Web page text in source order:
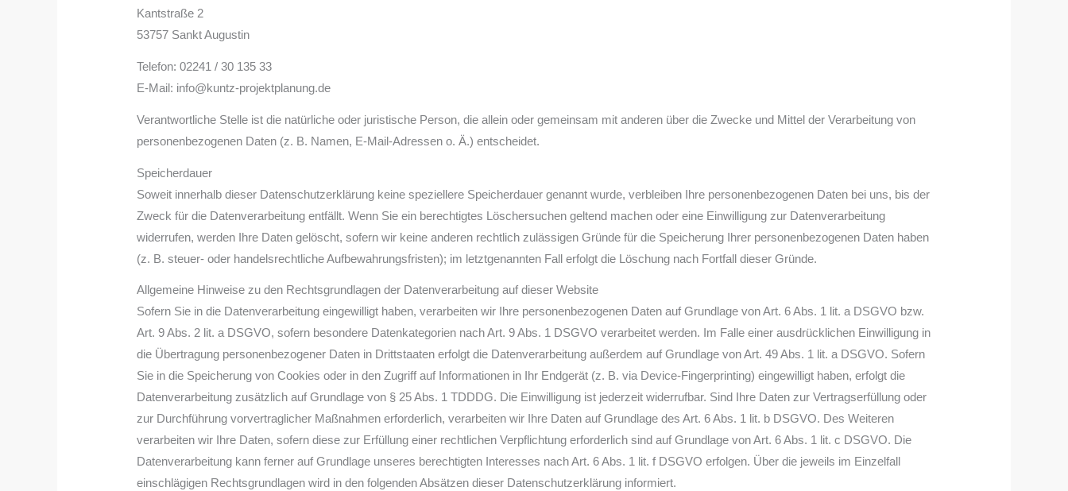
Kantstraße 2
53757 Sankt Augustin
Telefon: 02241 / 30 135 33
E-Mail: info@kuntz-projektplanung.de
Verantwortliche Stelle ist die natürliche oder juristische Person, die allein oder gemeinsam mit anderen über die Zwecke und Mittel der Verarbeitung von
personenbezogenen Daten (z. B. Namen, E-Mail-Adressen o. Ä.) entscheidet.
Speicherdauer
Soweit innerhalb dieser Datenschutzerklärung keine speziellere Speicherdauer genannt wurde, verbleiben Ihre personenbezogenen Daten bei uns, bis der
Zweck für die Datenverarbeitung entfällt. Wenn Sie ein berechtigtes Löschersuchen geltend machen oder eine Einwilligung zur Datenverarbeitung
widerrufen, werden Ihre Daten gelöscht, sofern wir keine anderen rechtlich zulässigen Gründe für die Speicherung Ihrer personenbezogenen Daten haben
(z. B. steuer- oder handelsrechtliche Aufbewahrungsfristen); im letztgenannten Fall erfolgt die Löschung nach Fortfall dieser Gründe.
Allgemeine Hinweise zu den Rechtsgrundlagen der Datenverarbeitung auf dieser Website
Sofern Sie in die Datenverarbeitung eingewilligt haben, verarbeiten wir Ihre personenbezogenen Daten auf Grundlage von Art. 6 Abs. 1 lit. a DSGVO bzw.
Art. 9 Abs. 2 lit. a DSGVO, sofern besondere Datenkategorien nach Art. 9 Abs. 1 DSGVO verarbeitet werden. Im Falle einer ausdrücklichen Einwilligung in
die Übertragung personenbezogener Daten in Drittstaaten erfolgt die Datenverarbeitung außerdem auf Grundlage von Art. 49 Abs. 1 lit. a DSGVO. Sofern
Sie in die Speicherung von Cookies oder in den Zugriff auf Informationen in Ihr Endgerät (z. B. via Device-Fingerprinting) eingewilligt haben, erfolgt die
Datenverarbeitung zusätzlich auf Grundlage von § 25 Abs. 1 TDDDG. Die Einwilligung ist jederzeit widerrufbar. Sind Ihre Daten zur Vertragserfüllung oder
zur Durchführung vorvertraglicher Maßnahmen erforderlich, verarbeiten wir Ihre Daten auf Grundlage des Art. 6 Abs. 1 lit. b DSGVO. Des Weiteren
verarbeiten wir Ihre Daten, sofern diese zur Erfüllung einer rechtlichen Verpflichtung erforderlich sind auf Grundlage von Art. 6 Abs. 1 lit. c DSGVO. Die
Datenverarbeitung kann ferner auf Grundlage unseres berechtigten Interesses nach Art. 6 Abs. 1 lit. f DSGVO erfolgen. Über die jeweils im Einzelfall
einschlägigen Rechtsgrundlagen wird in den folgenden Absätzen dieser Datenschutzerklärung informiert.